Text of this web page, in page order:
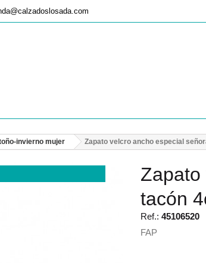
invierno mujer Zapato velcro ancho especial
tacón
Ref.: 45106520
FAP